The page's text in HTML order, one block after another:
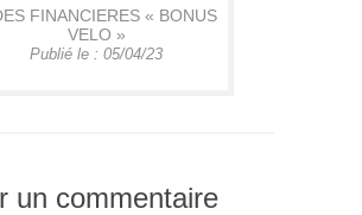
FINANCIERES « BONUS
VELO »
Publié le : 05/04/23
un commentaire